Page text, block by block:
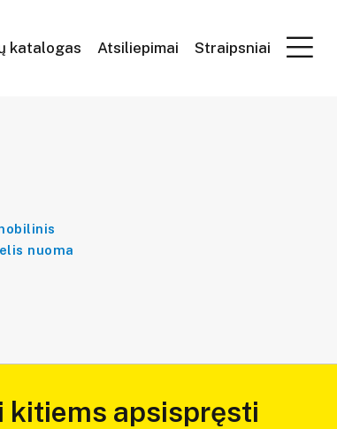
katalogas Atsiliepimai Straipsniai
nuoma
kitiems apsispręsti